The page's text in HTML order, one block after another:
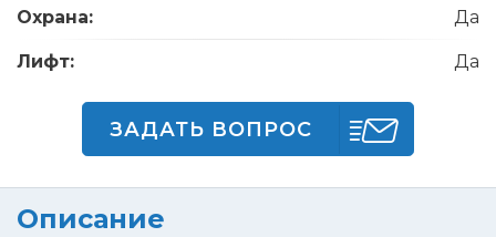
Охрана: Да
Лифт: Да
ЗАДАТЬ ВОПРОС
Описание